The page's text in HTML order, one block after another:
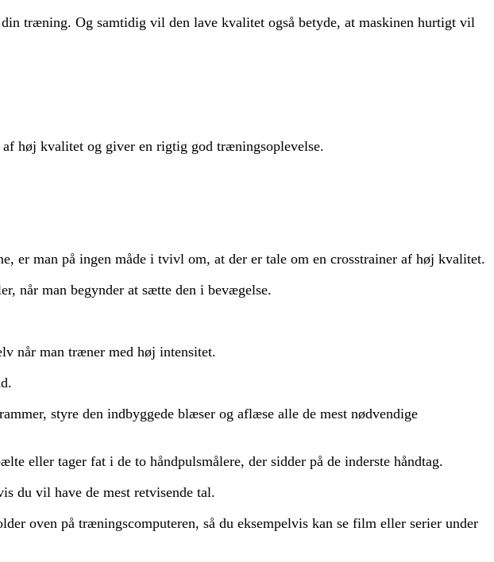
træning. Og samtidig vil den lave kvalitet også betyde, at maskinen hurtigt vil
høj kvalitet og giver en rigtig god træningsoplevelse.
er man på ingen måde i tvivl om, at der er tale om en crosstrainer af høj kvalitet.
når man begynder at sætte den i bevægelse.
når man træner med høj intensitet.
styre den indbyggede blæser og aflæse alle de mest nødvendige
eller tager fat i de to håndpulsmålere, der sidder på de inderste håndtag.
du vil have de mest retvisende tal.
oven på træningscomputeren, så du eksempelvis kan se film eller serier under